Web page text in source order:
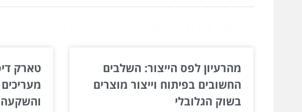
מהרעיון לפס הייצור: השלבים
החשובים בפיתוח וייצור מוצרים
בשוק הגלובלי
טארק
והשקעה